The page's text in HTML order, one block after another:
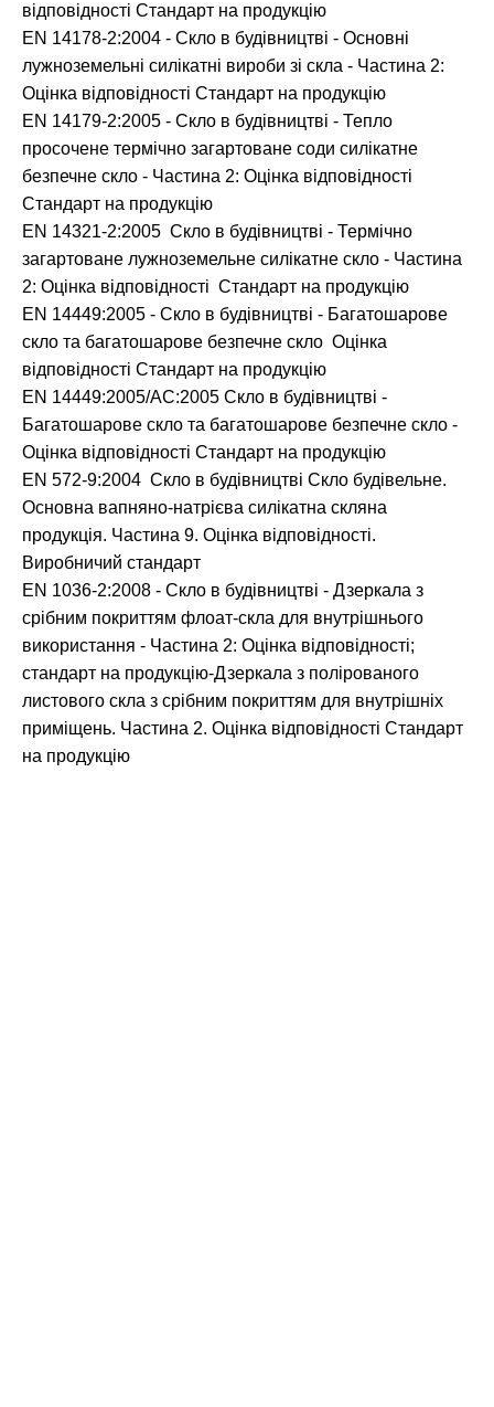
відповідності Стандарт на продукцію
EN 14178-2:2004 - Скло в будівництві - Основні
лужноземельні силікатні вироби зі скла - Частина 2:
Оцінка відповідності Стандарт на продукцію
EN 14179-2:2005 - Скло в будівництві - Тепло
просочене термічно загартоване соди силікатне
безпечне скло - Частина 2: Оцінка відповідності
Стандарт на продукцію
EN 14321-2:2005 Скло в будівництві - Термічно
загартоване лужноземельне силікатне скло - Частина
2: Оцінка відповідності Стандарт на продукцію
EN 14449:2005 - Скло в будівництві - Багатошарове
скло та багатошарове безпечне скло Оцінка
відповідності Стандарт на продукцію
EN 14449:2005/AC:2005 Скло в будівництві -
Багатошарове скло та багатошарове безпечне скло -
Оцінка відповідності Стандарт на продукцію
EN 572-9:2004 Скло в будівництві Скло будівельне.
Основна вапняно-натрієва силікатна скляна
продукція. Частина 9. Оцінка відповідності.
Виробничий стандарт
EN 1036-2:2008 - Скло в будівництві - Дзеркала з
срібним покриттям флоат-скла для внутрішнього
використання - Частина 2: Оцінка відповідності;
стандарт на продукцію-Дзеркала з полірованого
листового скла з срібним покриттям для внутрішніх
приміщень. Частина 2. Оцінка відповідності Стандарт
на продукцію